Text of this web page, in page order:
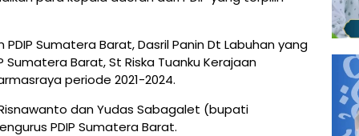
Sumatera Barat, Dasril Panin Dt Labuhan yang
Barat, St Riska Tuanku Kerajaan
periode 2021-2024.
dan Yudas Sabagalet (bupati
PDIP Sumatera Barat.